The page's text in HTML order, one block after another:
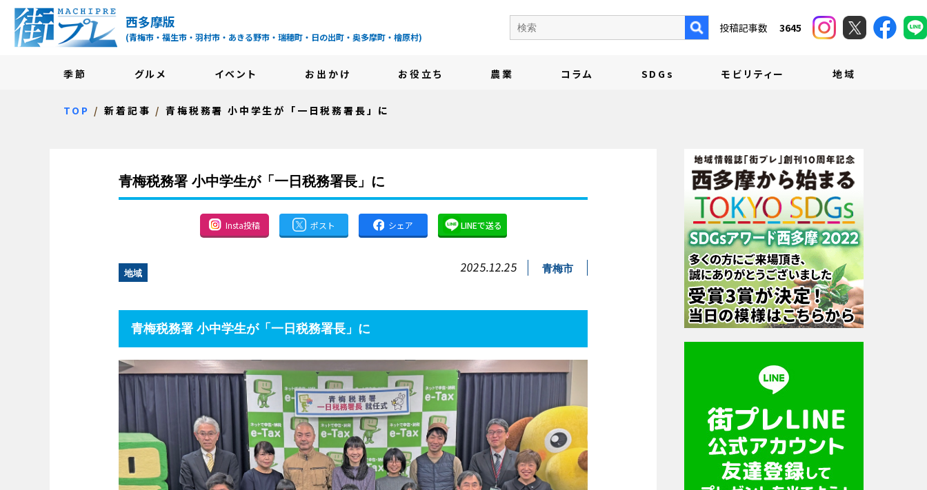
街プレ -東京・西多摩の地域情報サイト-
西多摩版
(青梅市・福生市・羽村市・あきる野市・瑞穂町・日の出町・奥多摩町・檜原村)
季節 グルメ イベント お出かけ お役立ち 農業 コラム SDGs モビリティー 地域
投稿記事数 3645
TOP 新着記事 青梅税務署 小中学生が「一日税務署長」に
青梅税務署 小中学生が「一日税務署長」に
Insta投稿 ポスト シェア LINEで送る
地域 2025.12.25 青梅市
青梅税務署 小中学生が「一日税務署長」に